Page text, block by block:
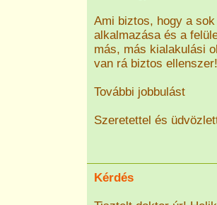
Ami biztos, hogy a
alkalmazása és a
más, más kialakulási
van rá biztos ellenszer!
További jobbulást
Szeretettel és
Kérdés